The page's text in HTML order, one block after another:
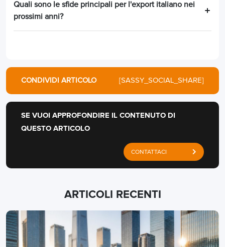
Quali sono le sfide principali per l'export italiano nei
prossimi anni?
CONDIVIDI ARTICOLO [SASSY_SOCIAL_SHARE]
SE VUOI APPROFONDIRE IL CONTENUTO DI
QUESTO ARTICOLO
CONTATTACI
ARTICOLI RECENTI